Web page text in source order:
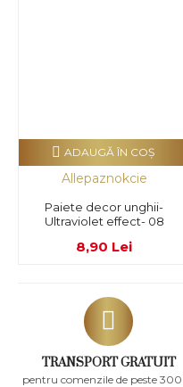
TRANSPORT GRATUIT
pentru comenzile de peste 300
Allepaznokcie
Paiete decor unghii-
Ultraviolet effect- 08
8,90 Lei
ADAUGĂ ÎN COŞ